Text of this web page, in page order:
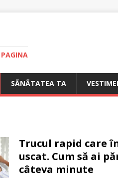
SÃNÃTATEA TA
Trucul rapid care
uscat. Cum să ai
câteva minute